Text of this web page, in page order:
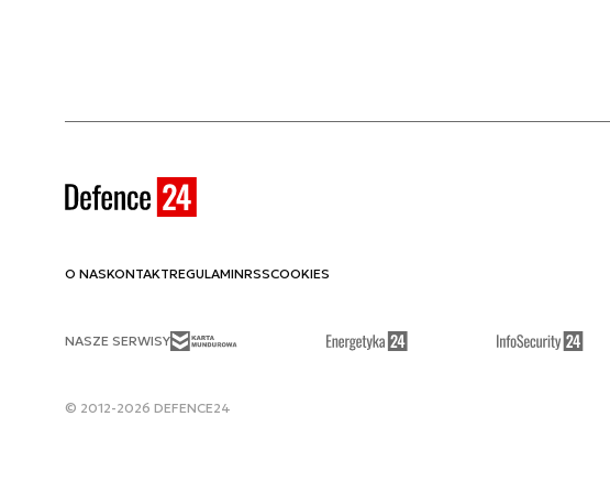
O NASKONTAKTREGULAMINRSSCOOKIES
NASZE SERWISY
© 2012-2026 DEFENCE24